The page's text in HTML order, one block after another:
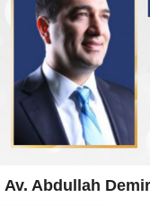
Av. Abdullah